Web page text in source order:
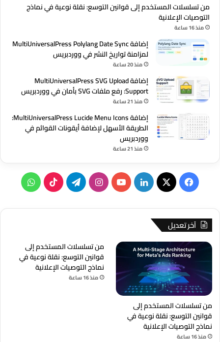
من تسلسلات المستخدم إلى قوانين التوسع: نقلة نوعية في نماذج
التوصيات الإعلانية
منذ 16 ساعة
إضافة MultiUniversalPress Polylang Date Sync
لمزامنة تواريخ النشر في ووردبريس
منذ 20 ساعة
إضافة MultiUniversalPress SVG Upload
Support: رفع ملفات SVG بأمان في ووردبريس
منذ 21 ساعة
إضافة MultiUniversalPress Lucide Menu Icons:
الطريقة الأسهل لإضافة أيقونات القوائم في
ووردبريس
منذ 21 ساعة
فيسبوك
‫X لينكدإن‫YouTubeانستقرامتيلقرام‫TikTok
آخر تعديل
من تسلسلات المستخدم إلى
قوانين التوسع: نقلة نوعية في
نماذج التوصيات الإعلانية
منذ 16 ساعة
من تسلسلات المستخدم إلى
قوانين التوسع: نقلة نوعية في
نماذج التوصيات الإعلانية
منذ 16 ساعة